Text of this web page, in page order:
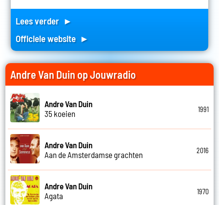
Lees verder ►
Officiele website ►
Andre Van Duin op Jouwradio
Andre Van Duin
35 koeien
1991
Andre Van Duin
Aan de Amsterdamse grachten
2016
Andre Van Duin
Agata
1970